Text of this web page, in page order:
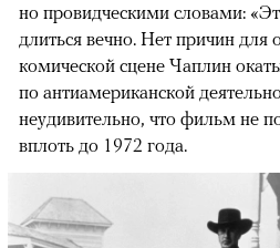
но провидческими словами:
длиться вечно. Нет причин для
комической сцене Чаплин
по антиамериканской
неудивительно, что фильм не
вплоть до 1972 года.